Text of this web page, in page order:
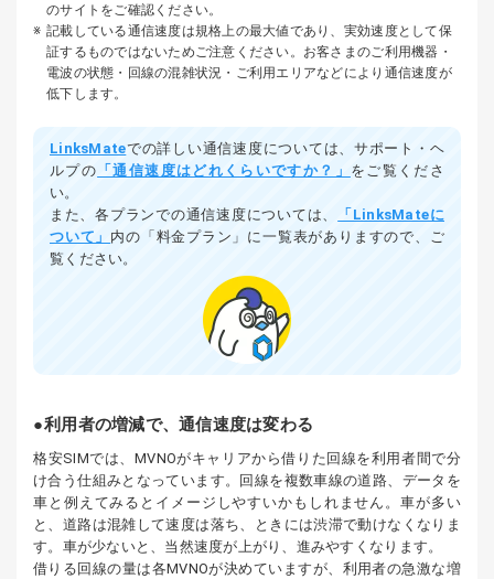
のサイトをご確認ください。
記載している通信速度は規格上の最大値であり、実効速度として保
証するものではないためご注意ください。お客さまのご利用機器・
電波の状態・回線の混雑状況・ご利用エリアなどにより通信速度が
低下します。
LinksMateでの詳しい通信速度については、サポート・ヘ
ルプの 「通信速度はどれくらいですか？」 をご覧くださ
い。
また、各プランでの通信速度については、
「LinksMateに
ついて」 内の「料金プラン」に一覧表がありますので、ご
覧ください。
利用者の増減で、通信速度は変わる
格安SIMでは、MVNOがキャリアから借りた回線を利用者間で分
け合う仕組みとなっています。回線を複数車線の道路、データを
車と例えてみるとイメージしやすいかもしれません。車が多い
と、道路は混雑して速度は落ち、ときには渋滞で動けなくなりま
す。車が少ないと、当然速度が上がり、進みやすくなります。
借りる回線の量は各MVNOが決めていますが、利用者の急激な増